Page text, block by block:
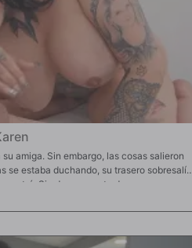
amiga. Sin embargo, las cosas salieron
se estaba duchando, su trasero sobresalía
entró. Sin darse cuenta de que no era su
al darse cuenta de que en realidad era
decidieron follar de inmediato. Se
lo que la hizo tener orgasmos